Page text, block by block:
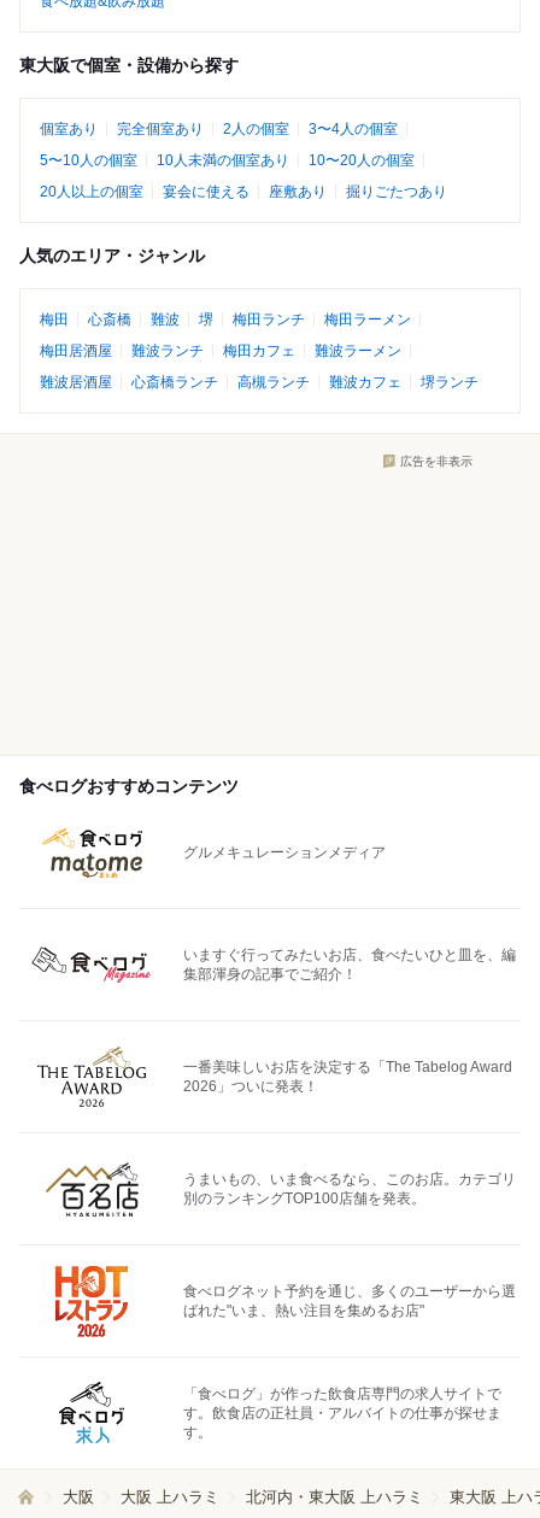
東大阪で個室・設備から探す
個室あり 完全個室あり 2人の個室
3〜4人の個室
5〜10人の個室
10人未満の個室あり
10〜20人の個室
20人以上の個室
宴会に使える 座敷あり 掘りごたつあり
人気のエリア・ジャンル
梅田 心斎橋 難波 堺 梅田ランチ
梅田ラーメン
梅田居酒屋
難波ランチ 梅田カフェ
難波ラーメン
難波居酒屋
心斎橋ランチ 高槻ランチ 難波カフェ 堺ランチ
広告を非表示
食べログおすすめコンテンツ
グルメキュレーションメディア
いますぐ行ってみたいお店、食べたいひと皿を、編
集部渾身の記事でご紹介！
一番美味しいお店を決定する「The Tabelog Award
2026」ついに発表！
うまいもの、いま食べるなら、このお店。カテゴリ
別のランキングTOP100店舗を発表。
食べログネット予約を通じ、多くのユーザーから選
ばれた"いま、熱い注目を集めるお店"
「食べログ」が作った飲食店専門の求人サイトで
す。飲食店の正社員・アルバイトの仕事が探せま
す。
大阪 大阪 上ハラミ 北河内・東大阪 上ハラミ 東大阪 上ハ